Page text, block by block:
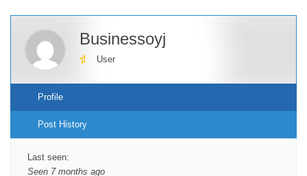
Businessoyj
User
Profile
Post History
Last seen:
Seen 7 months ago